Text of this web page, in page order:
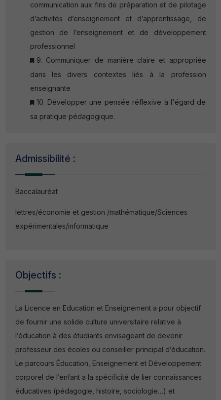
communication aux fins de préparation et de pilotage
d’activités d’enseignement et d’apprentissage, de
gestion de l’enseignement et de développement
professionnel
9. Communiquer de manière claire et appropriée
dans les divers contextes liés à la profession
enseignante
10. Développer une pensée réflexive à l'égard de
sa pratique pédagogique.
Admissibilité :
Baccalauréat
lettres/économie et gestion /mathématique/Sciences
expérimentales/informatique
Objectifs :
La Licence en Education et Enseignement a pour objectif
de fournir une solide culture universitaire relative à
l’éducation à des étudiants envisageant de devenir
professeur des écoles ou conseiller principal d’éducation.
Le parcours Éducation, Enseignement et Développement
corporel de l’enfant a la spécificité de lier connaissances
éducatives (pédagogie, histoire, sociologie…) et